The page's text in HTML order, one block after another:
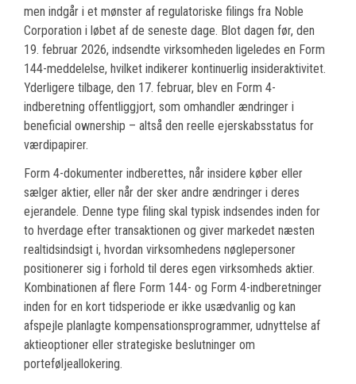
men indgår i et mønster af regulatoriske filings fra Noble
Corporation i løbet af de seneste dage. Blot dagen før, den
19. februar 2026, indsendte virksomheden ligeledes en Form
144-meddelelse, hvilket indikerer kontinuerlig insideraktivitet.
Yderligere tilbage, den 17. februar, blev en Form 4-
indberetning offentliggjort, som omhandler ændringer i
beneficial ownership – altså den reelle ejerskabsstatus for
værdipapirer.
Form 4-dokumenter indberettes, når insidere køber eller
sælger aktier, eller når der sker andre ændringer i deres
ejerandele. Denne type filing skal typisk indsendes inden for
to hverdage efter transaktionen og giver markedet næsten
realtidsindsigt i, hvordan virksomhedens nøglepersoner
positionerer sig i forhold til deres egen virksomheds aktier.
Kombinationen af flere Form 144- og Form 4-indberetninger
inden for en kort tidsperiode er ikke usædvanlig og kan
afspejle planlagte kompensationsprogrammer, udnyttelse af
aktieoptioner eller strategiske beslutninger om
porteføljeallokering.